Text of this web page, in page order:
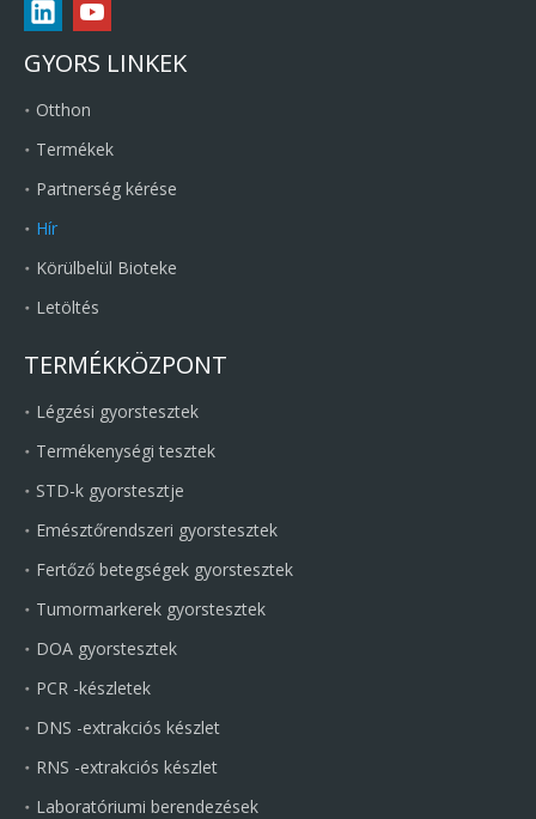
GYORS LINKEK
Otthon
Termékek
Partnerség kérése
Hír
Körülbelül Bioteke
Letöltés
TERMÉKKÖZPONT
Légzési gyorstesztek
Termékenységi tesztek
STD-k gyorstesztje
Emésztőrendszeri gyorstesztek
Fertőző betegségek gyorstesztek
Tumormarkerek gyorstesztek
DOA gyorstesztek
PCR -készletek
DNS -extrakciós készlet
RNS -extrakciós készlet
Laboratóriumi berendezések